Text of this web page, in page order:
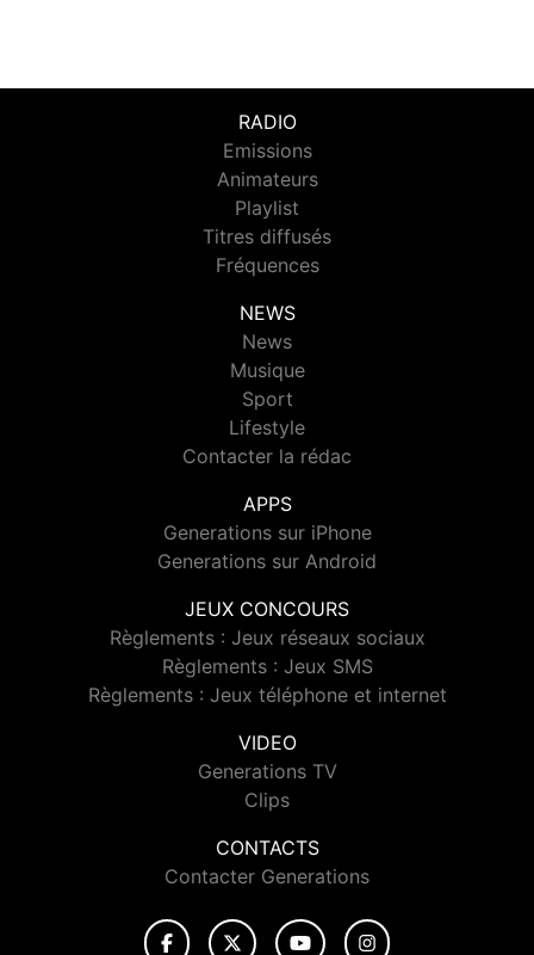
RADIO
Emissions
Animateurs
Playlist
Titres diffusés
Fréquences
NEWS
News
Musique
Sport
Lifestyle
Contacter la rédac
APPS
Generations sur iPhone
Generations sur Android
JEUX CONCOURS
Règlements : Jeux réseaux sociaux
Règlements : Jeux SMS
Règlements : Jeux téléphone et internet
VIDEO
Generations TV
Clips
CONTACTS
Contacter Generations